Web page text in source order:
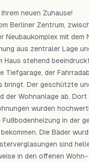
neuen Zuhause!
Berliner Zentrum,
Neubaukomplex mit
aus zentraler Lage
Haus stehend
Tiefgarage, der
bringt. Der geschützte
der Wohnanlage ab.
wurden
Fußbodenheizung in der
Die Bäder
sind
in den offenen